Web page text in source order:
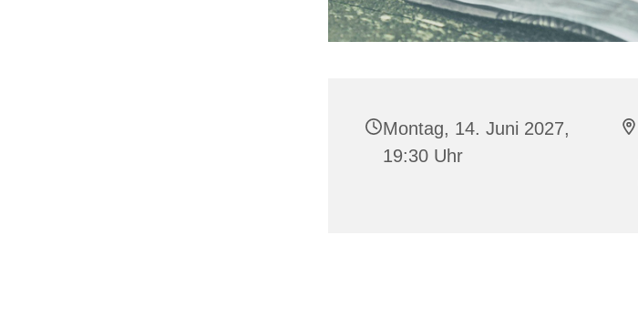
Montag, 14. Juni 2027,
19:30 Uhr